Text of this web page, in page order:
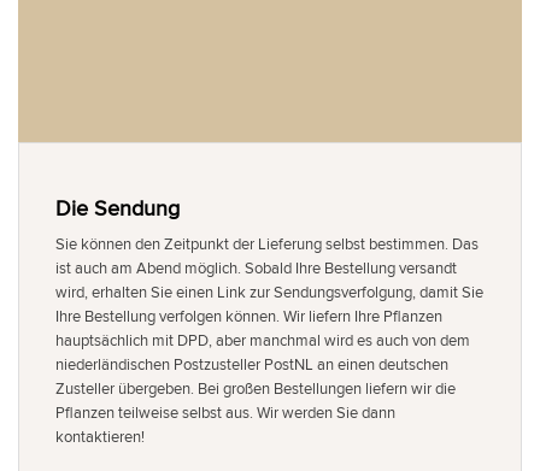
Die Sendung
Sie können den Zeitpunkt der Lieferung selbst bestimmen. Das
ist auch am Abend möglich. Sobald Ihre Bestellung versandt
wird, erhalten Sie einen Link zur Sendungsverfolgung, damit Sie
Ihre Bestellung verfolgen können. Wir liefern Ihre Pflanzen
hauptsächlich mit DPD, aber manchmal wird es auch von dem
niederländischen Postzusteller PostNL an einen deutschen
Zusteller übergeben. Bei großen Bestellungen liefern wir die
Pflanzen teilweise selbst aus. Wir werden Sie dann
kontaktieren!